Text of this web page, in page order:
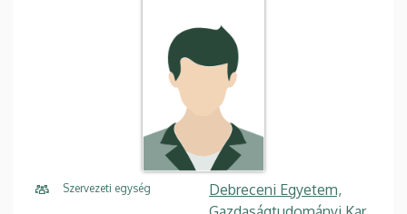
Szervezeti egység
Debreceni Egyetem,